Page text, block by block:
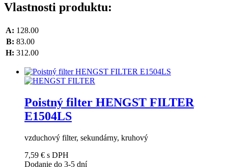
Vlastnosti produktu:
A: 128.00
B: 83.00
H: 312.00
Poistný filter HENGST FILTER
E1504LS
vzduchový filter, sekundárny, kruhový
7,59 € s DPH
Dodanie do 3-5 dní